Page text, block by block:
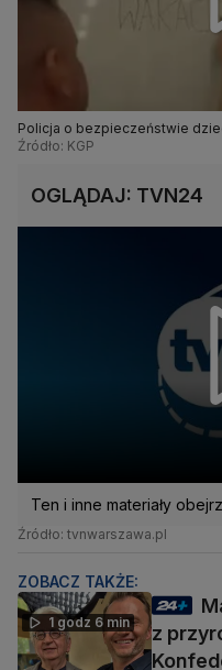
Policja o bezpieczeństwie
Źródło: KGP
OGLĄDAJ: TVN24
Ten i inne materiały
Źródło: tvnwarszawa.pl
ZOBACZ TAKŻE:
1 godz 6 min
z